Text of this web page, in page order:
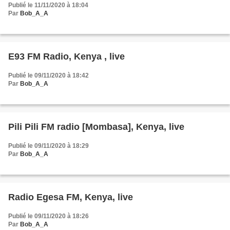
Publié le 11/11/2020 à 18:04
Par Bob_A_A
E93 FM Radio, Kenya , live
Publié le 09/11/2020 à 18:42
Par Bob_A_A
Pili Pili FM radio [Mombasa], Kenya, live
Publié le 09/11/2020 à 18:29
Par Bob_A_A
Radio Egesa FM, Kenya, live
Publié le 09/11/2020 à 18:26
Par Bob_A_A